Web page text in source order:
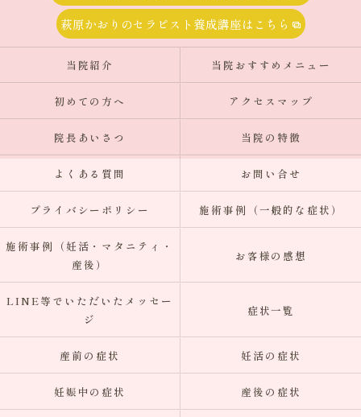
萩原かおりのセラピスト養成講座はこちら
当院紹介 当院おすすめメニュー
初めての方へ アクセスマップ
院長あいさつ 当院の特徴
よくある質問 お問い合せ
プライバシーポリシー 施術事例（一般的な症状）
施術事例（妊活・マタニティ・
産後）
お客様の感想
LINE等でいただいたメッセー
ジ
症状一覧
産前の症状 妊活の症状
妊娠中の症状 産後の症状